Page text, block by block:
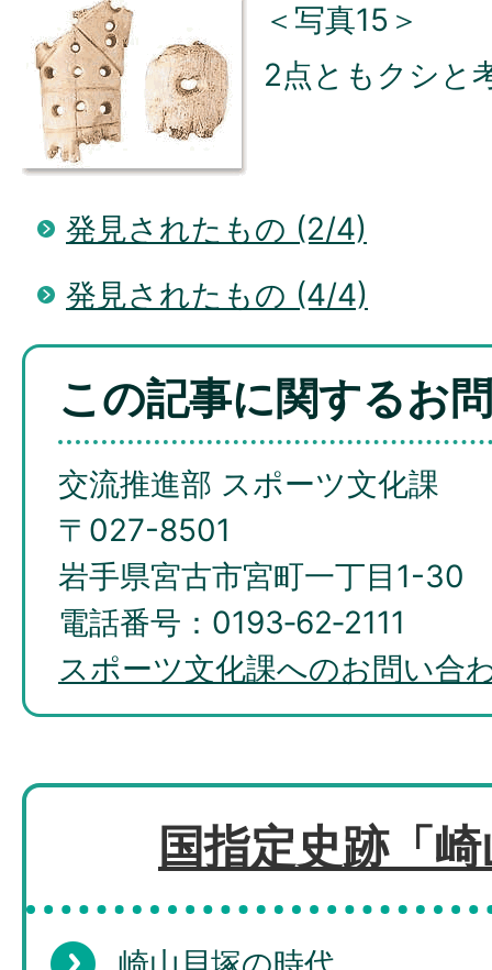
＜写真15＞
2点ともクシと
発見されたもの (2/4)
発見されたもの (4/4)
この記事に関するお
交流推進部 スポーツ文化課
〒027-8501
岩手県宮古市宮町一丁目1-30
電話番号：0193‐62‐2111
スポーツ文化課へのお問い合
国指定史跡「